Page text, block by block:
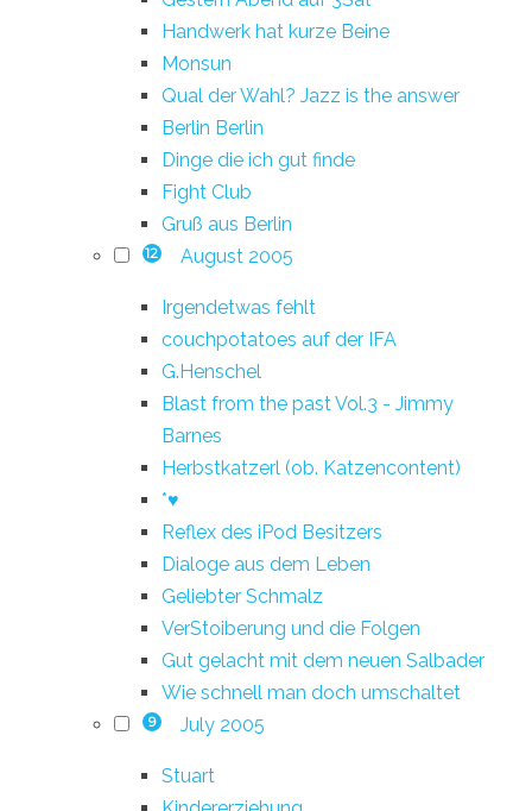
Handwerk hat kurze Beine
Monsun
Qual der Wahl? Jazz is the answer
Berlin Berlin
Dinge die ich gut finde
Fight Club
Gruß aus Berlin
12 August 2005
Irgendetwas fehlt
couchpotatoes auf der IFA
G.Henschel
Blast from the past Vol.3 - Jimmy
Barnes
Herbstkatzerl (ob. Katzencontent)
*♥
Reflex des iPod Besitzers
Dialoge aus dem Leben
Geliebter Schmalz
VerStoiberung und die Folgen
Gut gelacht mit dem neuen Salbader
Wie schnell man doch umschaltet
9 July 2005
Stuart